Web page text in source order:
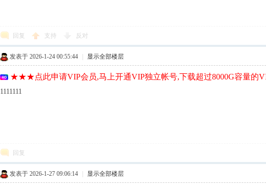
回复 支持 反对
发表于 2026-1-24 00:55:44 显示全部楼层
★★★点此申请VIP会员,马上开通VIP独立帐号,下载超过8000G容量
1111111
回复
发表于 2026-1-27 09:06:14 显示全部楼层